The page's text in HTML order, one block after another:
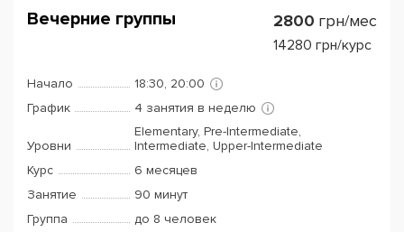
Вечерние группы 2800 грн/мес
14280 грн/курс
Начало
18:30, 20:00
График
4 занятия в неделю
Уровни
Elementary, Pre-Intermediate,
Intermediate, Upper-Intermediate
Курс
6 месяцев
Занятие
90 минут
Группа
до 8 человек